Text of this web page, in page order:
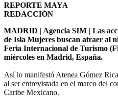
REPORTE MAYA
REDACCIÓN
MADRID | Agencia SIM | Las
de Isla Mujeres buscan atraer al
Feria Internacional de Turismo
miércoles en Madrid, España.
Así lo manifestó Atenea Gómez
al ser entrevistada en el marco del
Caribe Mexicano.